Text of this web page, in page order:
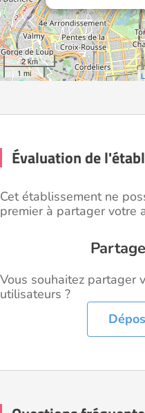
2 km
1 mi
Évaluation de
Cet établissement ne
premier à partager votre
Vous souhaitez partager
utilisateurs ?